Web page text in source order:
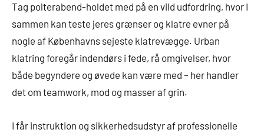
Tag polterabend-holdet med på en vild udfordring, hvor I
sammen kan teste jeres grænser og klatre evner på
nogle af Københavns sejeste klatrevægge. Urban
klatring foregår indendørs i fede, rå omgivelser, hvor
både begyndere og øvede kan være med – her handler
det om teamwork, mod og masser af grin.
I får instruktion og sikkerhedsudstyr af professionelle